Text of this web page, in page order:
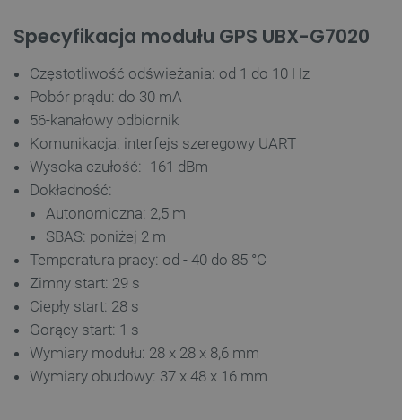
Specyfikacja modułu GPS UBX-G7020
Częstotliwość odświeżania: od 1 do 10 Hz
Pobór prądu: do 30 mA
56-kanałowy odbiornik
Komunikacja: interfejs szeregowy UART
Wysoka czułość: -161 dBm
Dokładność:
Autonomiczna: 2,5 m
SBAS: poniżej 2 m
Temperatura pracy: od - 40 do 85 °C
Zimny start: 29 s
Ciepły start: 28 s
Gorący start: 1 s
Wymiary modułu: 28 x 28 x 8,6 mm
Wymiary obudowy: 37 x 48 x 16 mm